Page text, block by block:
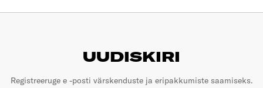
UUDISKIRI
Registreeruge e -posti värskenduste ja eripakkumiste saamiseks.